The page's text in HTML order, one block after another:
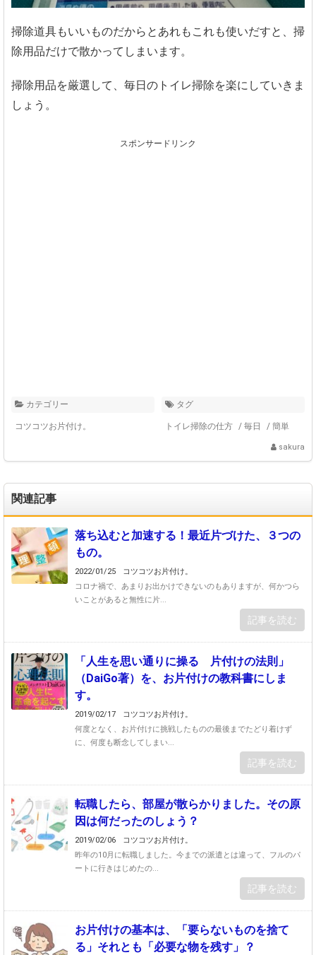
掃除道具もいいものだからとあれもこれも使いだすと、掃
除用品だけで散かってしまいます。
掃除用品を厳選して、毎日のトイレ掃除を楽にしていきま
しょう。
スポンサードリンク
カテゴリー
コツコツお片付け。
タグ
トイレ掃除の仕方 / 毎日 / 簡単
sakura
関連記事
落ち込むと加速する！最近片づけた、３つの
もの。
2022/01/25
コツコツお片付け。
コロナ禍で、あまりお出かけできないのもありますが、何かつら
いことがあると無性に片...
記事を読む
「人生を思い通りに操る 片付けの法則」
（DaiGo著）を、お片付けの教科書にしま
す。
2019/02/17
コツコツお片付け。
何度となく、お片付けに挑戦したものの最後までたどり着けず
に、何度も断念してしまい...
記事を読む
転職したら、部屋が散らかりました。その原
因は何だったのしょう？
2019/02/06
コツコツお片付け。
昨年の10月に転職しました。今までの派遣とは違って、フルのパ
ートに行きはじめたの...
記事を読む
お片付けの基本は、「要らないものを捨て
る」それとも「必要な物を残す」？